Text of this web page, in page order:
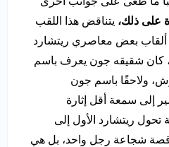
على ذلك، يتناقض هذا اللقب
ألقاب بعض معاصري ريتشارد
كان شقيقه جون يعرف باسم
ولاحقًا باسم جون
إلى سمعة أقل إثارة
ريتشارد الأول إلى
شجاعة رجل واحد، بل هي